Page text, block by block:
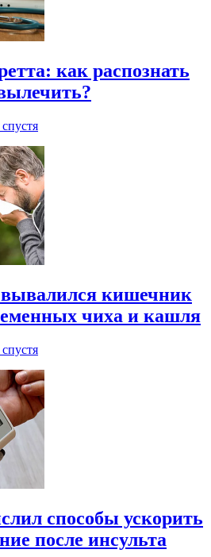
как распознать
кишечник
чиха и кашля
способы ускорить
после инсульта